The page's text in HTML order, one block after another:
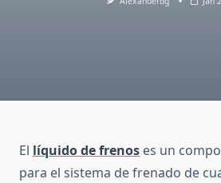
El líquido de frenos es un
para el sistema de frenado de